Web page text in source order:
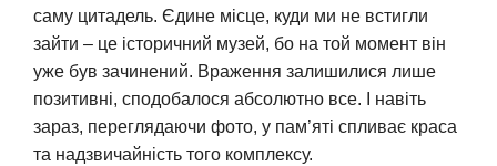
саму цитадель. Єдине місце, куди ми не встигли
зайти – це історичний музей, бо на той момент він
уже був зачинений. Враження залишилися лише
позитивні, сподобалося абсолютно все. І навіть
зараз, переглядаючи фото, у пам’яті спливає краса
та надзвичайність того комплексу.